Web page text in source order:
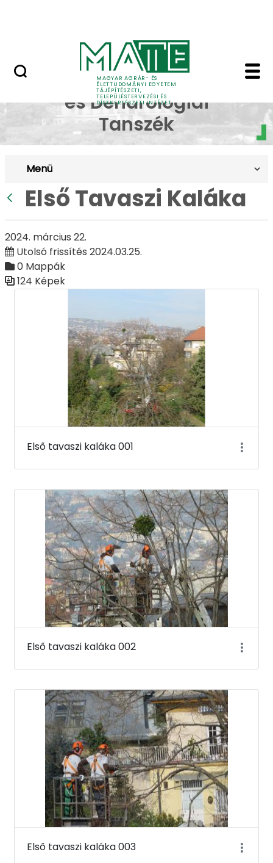
MAGYAR AGRÁR- ÉS
ÉLETTUDOMÁNYI EGYETEM
TÁJÉPÍTÉSZETI,
TELEPÜLÉSTERVEZÉSI ÉS
DÍSZKERTÉSZETI INTÉZET
Első Tavaszi Kaláka
Dísznövénytermesztési
és Dendrológiai
Tanszék
Menü
Első Tavaszi Kaláka
2024. március 22.
Utolsó frissítés 2024.03.25.
0 Mappák
124 Képek
Első tavaszi kaláka 001
Első tavaszi kaláka 002
Első tavaszi kaláka 003